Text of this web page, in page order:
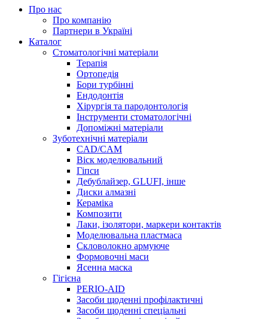
Про нас
Про компанію
Партнери в Україні
Каталог
Стоматологічні матеріали
Терапія
Ортопедія
Бори турбінні
Ендодонтія
Хірургія та пародонтологія
Інструменти стоматологічні
Допоміжні матеріали
Зуботехнічні матеріали
CAD/CAM
Віск моделювальний
Гіпси
Дебублайзер, GLUFI, інше
Диски алмазні
Кераміка
Композити
Лаки, ізолятори, маркери контактів
Моделювальна пластмаса
Скловолокно армуюче
Формовочні маси
Ясенна маска
Гігієна
PERIO-AID
Засоби щоденні профілактичні
Засоби щоденні спеціальні